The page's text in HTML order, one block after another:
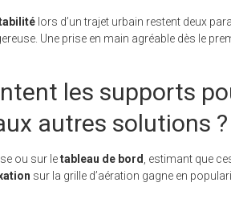
lors d’un trajet urbain restent deux
Une prise en main agréable dès le
les supports
autres solutions ?
ou sur letableau de bord
, estimant que
sur la grille d’aération gagne en